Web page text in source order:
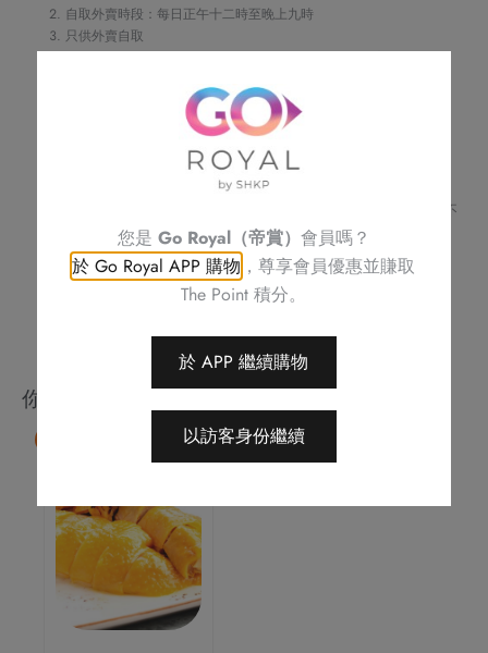
自取外賣時段：每日正午十二時至晚上九時
只供外賣自取
如閣下對任何食物產生敏感，請致電2622 6161與酒店職員聯絡
訂單詳情及取貨時間將會透過電話或電郵確認
請務必檢查所填資料，以確保交易快捷及順利
不可補發、更換或購買其他產品
帝京酒店保留修改優惠條款及細則、更改或終止此優惠之權利，恕不
如有任何爭議，帝京酒店保留最終決定權
你可能會喜歡
您是 Go Royal（帝賞） 會員嗎？
於 Go Royal APP 購物 ，尊享會員優惠並賺取
The Point 積分。
於 APP 繼續購物
以訪客身份繼續